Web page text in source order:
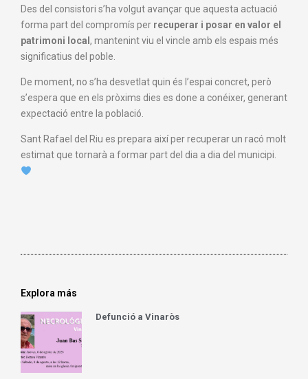
Des del consistori s’ha volgut avançar que aquesta actuació
forma part del compromís per recuperar i posar en valor el
patrimoni local , mantenint viu el vincle amb els espais més
significatius del poble.
De moment, no s’ha desvetlat quin és l’espai concret, però
s’espera que en els pròxims dies es done a conéixer, generant
expectació entre la població.
Sant Rafael del Riu es prepara així per recuperar un racó molt
estimat que tornarà a formar part del dia a dia del municipi.
Explora más
Defunció a Vinaròs